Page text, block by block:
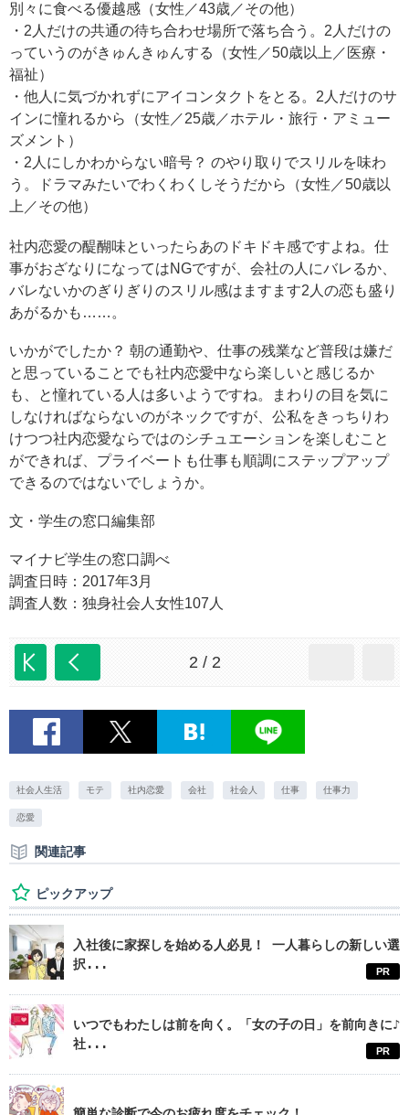
別々に食べる優越感（女性／43歳／その他）
・2人だけの共通の待ち合わせ場所で落ち合う。2人だけの
っていうのがきゅんきゅんする（女性／50歳以上／医療・
福祉）
・他人に気づかれずにアイコンタクトをとる。2人だけのサ
インに憧れるから（女性／25歳／ホテル・旅行・アミュー
ズメント）
・2人にしかわからない暗号？ のやり取りでスリルを味わ
う。ドラマみたいでわくわくしそうだから（女性／50歳以
上／その他）
社内恋愛の醍醐味といったらあのドキドキ感ですよね。仕
事がおざなりになってはNGですが、会社の人にバレるか、
バレないかのぎりぎりのスリル感はますます2人の恋も盛り
あがるかも……。
いかがでしたか？ 朝の通勤や、仕事の残業など普段は嫌だ
と思っていることでも社内恋愛中なら楽しいと感じるか
も、と憧れている人は多いようですね。まわりの目を気に
しなければならないのがネックですが、公私をきっちりわ
けつつ社内恋愛ならではのシチュエーションを楽しむこと
ができれば、プライベートも仕事も順調にステップアップ
できるのではないでしょうか。
文・学生の窓口編集部
マイナビ学生の窓口調べ
調査日時：2017年3月
調査人数：独身社会人女性107人
2 / 2
社会人生活 モテ 社内恋愛 会社 社会人 仕事 仕事力
恋愛
関連記事
ピックアップ
入社後に家探しを始める人必見！ 一人暮らしの新しい選
択...
PR
いつでもわたしは前を向く。「女の子の日」を前向きに♪
社...
PR